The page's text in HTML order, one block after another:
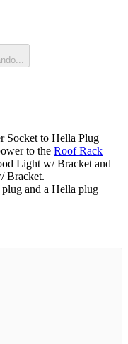
Socket to Hella Plug
to the Roof Rack
Light w/ Bracket and
Bracket.
and a Hella plug